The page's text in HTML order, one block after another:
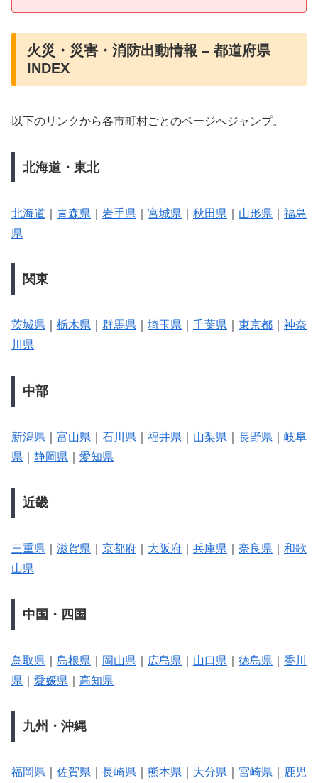
火災・災害・消防出動情報 – 都道府県
INDEX
以下のリンクから各市町村ごとのページへジャンプ。
北海道・東北
北海道 青森県 岩手県 宮城県 秋田県 山形県
福島
県
関東
茨城県 栃木県 群馬県 埼玉県 千葉県 東京都
神奈
川県
中部
新潟県 富山県 石川県 福井県 山梨県 長野県
岐阜
県
静岡県 愛知県
近畿
三重県 滋賀県 京都府 大阪府 兵庫県 奈良県
和歌
山県
中国・四国
鳥取県 島根県 岡山県 広島県 山口県 徳島県
香川
県
愛媛県 高知県
九州・沖縄
福岡県 佐賀県 長崎県 熊本県 大分県 宮崎県 鹿児